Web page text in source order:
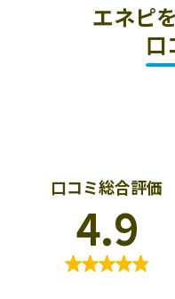
エネピ
口
口コミ総合評価
4.9